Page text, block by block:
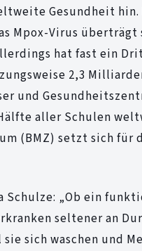
Gesundheit
Mpox-Virus
hat fast ein
2,3
und
aller Schulen
(BMZ) setzt sich für
„Ob ein
seltener an
sich waschen und